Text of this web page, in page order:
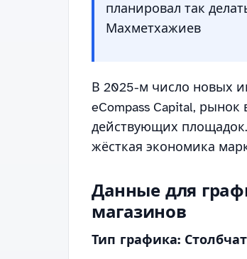
планировал так
Махметхажиев
В 2025-м число новых
eCompass Capital,
действующих
жёсткая экономика
Данные для
магазинов
Тип графика: